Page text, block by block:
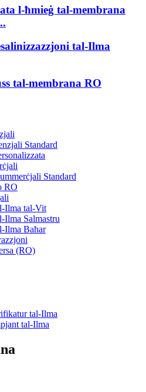
l-ħmieġ tal-membrana
tal-Ilma
tal-membrana RO
Standard
Standard
RO
Ilma tal-Vit
Ilma Salmastru
Ilma Baħar
(RO)
tal-Ilma
tal-Ilma